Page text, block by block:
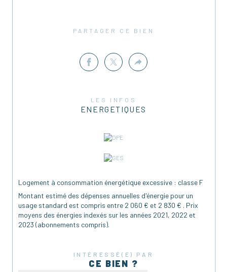
PARTAGER CE BIEN
LES INFOS
ENERGETIQUES
Logement à consommation énergétique excessive : classe F
Montant estimé des dépenses annuelles d'énergie pour un
usage standard est compris entre 2 060 € et 2 830 € . Prix
moyens des énergies indexés sur les années 2021, 2022 et
2023 (abonnements compris).
INTÉRESSÉ(E) PAR
CE BIEN ?